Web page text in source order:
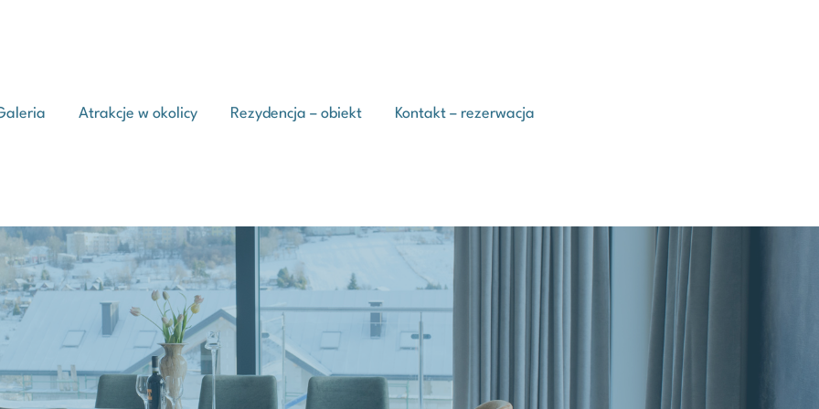
Atrakcje w okolicy Rezydencja – obiekt Kontakt – rezerwacja